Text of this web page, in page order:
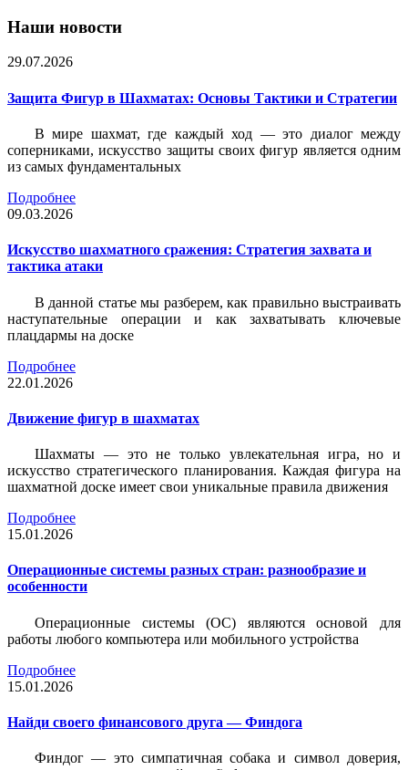
Наши новости
29.07.2026
Защита Фигур в Шахматах: Основы Тактики и Стратегии
В мире шахмат, где каждый ход — это диалог между
соперниками, искусство защиты своих фигур является одним
из самых фундаментальных
Подробнее
09.03.2026
Искусство шахматного сражения: Стратегия захвата и
тактика атаки
В данной статье мы разберем, как правильно выстраивать
наступательные операции и как захватывать ключевые
плацдармы на доске
Подробнее
22.01.2026
Движение фигур в шахматах
Шахматы — это не только увлекательная игра, но и
искусство стратегического планирования. Каждая фигура на
шахматной доске имеет свои уникальные правила движения
Подробнее
15.01.2026
Операционные системы разных стран: разнообразие и
особенности
Операционные системы (ОС) являются основой для
работы любого компьютера или мобильного устройства
Подробнее
15.01.2026
Найди своего финансового друга — Финдога
Финдог — это симпатичная собака и символ доверия,